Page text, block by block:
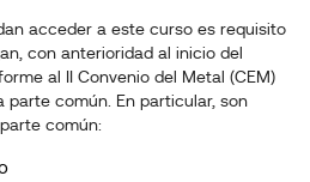
acceder a este curso es requisito
con anterioridad al inicio del
al II Convenio del Metal (CEM)
parte común. En particular, son
común: